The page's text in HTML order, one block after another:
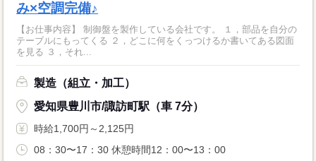
み×空調完備♪
【お仕事内容】 制御盤を製作している会社です。 １，部品を自分の
テーブルにもってくる ２，どこに何をくっつけるか書いてある図面
を見る ３，それ...
製造（組立・加工）
愛知県豊川市/諏訪町駅（車 7分）
時給1,700円～2,125円
08：30〜17：30 休憩時間12：00〜13：00